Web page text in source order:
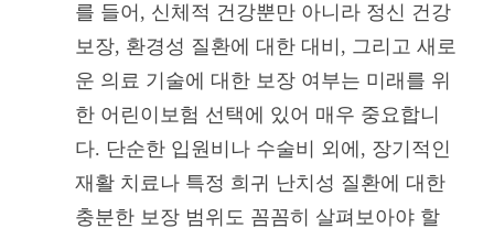
를 들어, 신체적 건강뿐만 아니라 정신 건강
보장, 환경성 질환에 대한 대비, 그리고 새로
운 의료 기술에 대한 보장 여부는 미래를 위
한 어린이보험 선택에 있어 매우 중요합니
다. 단순한 입원비나 수술비 외에, 장기적인
재활 치료나 특정 희귀 난치성 질환에 대한
충분한 보장 범위도 꼼꼼히 살펴보아야 할